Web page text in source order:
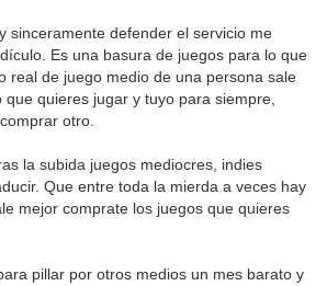
sinceramente defender el servicio me
Es una basura de juegos para lo que
real de juego medio de una persona sale
quieres jugar y tuyo para siempre,
otro.
la subida juegos mediocres, indies
Que entre toda la mierda a veces hay
mejor comprate los juegos que quieres
pillar por otros medios un mes barato y